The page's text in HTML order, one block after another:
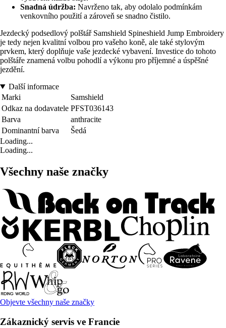
Snadná údržba: Navrženo tak, aby odolalo podmínkám
venkovního použití a zároveň se snadno čistilo.
Jezdecký podsedlový polštář Samshield Spineshield Jump Embroidery
je tedy nejen kvalitní volbou pro vašeho koně, ale také stylovým
prvkem, který doplňuje vaše jezdecké vybavení. Investice do tohoto
polštáře znamená volbu pohodlí a výkonu pro příjemné a úspěšné
jezdění.
Další informace
Marki
Samshield
Odkaz na dodavatele PFST036143
Barva
anthracite
Dominantní barva
Šedá
Loading...
Loading...
Všechny naše značky
Objevte všechny naše značky
Zákaznický servis ve Francie